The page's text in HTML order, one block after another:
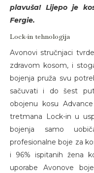
plavuša! Lijepo je
Fergie.
Lock-in tehnologija
Avonovi stručnjaci
zdravom kosom, i
bojenja pruža svu
sačuvati i do šest
obojenu kosu
tretmana Lock-in u
bojenja samo
profesionalne boje za
i 96% ispitanih žena
uporabe Avonove